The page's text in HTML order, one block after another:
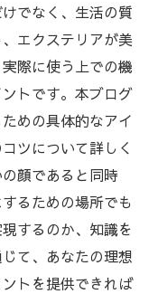
でなく、生活の質
エクステリアが美
際に使う上での機
トです。本ブログ
めの具体的なアイ
ツについて詳しく
顔であると同時
るための場所でも
するのか、知識を
て、あなたの理想
トを提供できれば